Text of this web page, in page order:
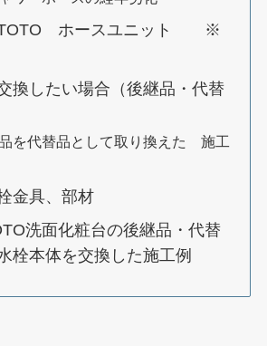
TOTO ホースユニット ※
換したい場合（後継品・代替
を代替品として取り換えた 施工
金具、部材
洗面化粧台の後継品・代替
栓本体を交換した施工例